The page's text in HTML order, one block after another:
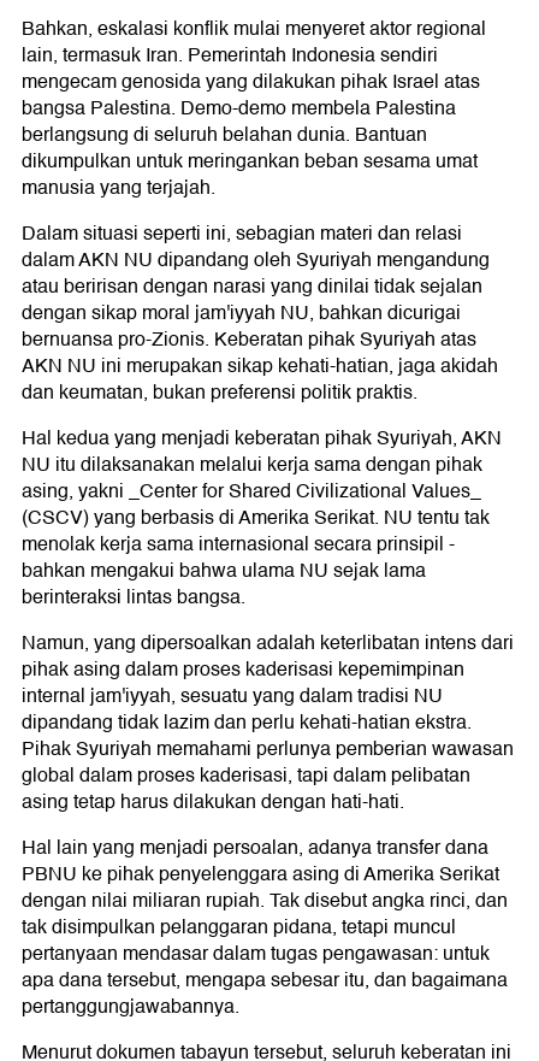
Bahkan, eskalasi konflik mulai menyeret aktor regional
lain, termasuk Iran. Pemerintah Indonesia sendiri
mengecam genosida yang dilakukan pihak Israel atas
bangsa Palestina. Demo-demo membela Palestina
berlangsung di seluruh belahan dunia. Bantuan
dikumpulkan untuk meringankan beban sesama umat
manusia yang terjajah.
Dalam situasi seperti ini, sebagian materi dan relasi
dalam AKN NU dipandang oleh Syuriyah mengandung
atau beririsan dengan narasi yang dinilai tidak sejalan
dengan sikap moral jam'iyyah NU, bahkan dicurigai
bernuansa pro-Zionis. Keberatan pihak Syuriyah atas
AKN NU ini merupakan sikap kehati-hatian, jaga akidah
dan keumatan, bukan preferensi politik praktis.
Hal kedua yang menjadi keberatan pihak Syuriyah, AKN
NU itu dilaksanakan melalui kerja sama dengan pihak
asing, yakni _Center for Shared Civilizational Values_
(CSCV) yang berbasis di Amerika Serikat. NU tentu tak
menolak kerja sama internasional secara prinsipil -
bahkan mengakui bahwa ulama NU sejak lama
berinteraksi lintas bangsa.
Namun, yang dipersoalkan adalah keterlibatan intens dari
pihak asing dalam proses kaderisasi kepemimpinan
internal jam'iyyah, sesuatu yang dalam tradisi NU
dipandang tidak lazim dan perlu kehati-hatian ekstra.
Pihak Syuriyah memahami perlunya pemberian wawasan
global dalam proses kaderisasi, tapi dalam pelibatan
asing tetap harus dilakukan dengan hati-hati.
Hal lain yang menjadi persoalan, adanya transfer dana
PBNU ke pihak penyelenggara asing di Amerika Serikat
dengan nilai miliaran rupiah. Tak disebut angka rinci, dan
tak disimpulkan pelanggaran pidana, tetapi muncul
pertanyaan mendasar dalam tugas pengawasan: untuk
apa dana tersebut, mengapa sebesar itu, dan bagaimana
pertanggungjawabannya.
Menurut dokumen tabayun tersebut, seluruh keberatan ini